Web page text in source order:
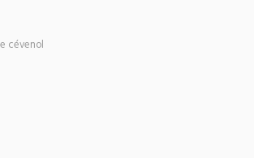
cévenol